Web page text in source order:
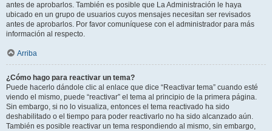
antes de aprobarlos. También es posible que La Administración le haya
ubicado en un grupo de usuarios cuyos mensajes necesitan ser revisados
antes de aprobarlos. Por favor comuníquese con el administrador para más
información al respecto.
Arriba
¿Cómo hago para reactivar un tema?
Puede hacerlo dándole clic al enlace que dice “Reactivar tema” cuando esté
viendo el mismo, puede “reactivar” el tema al principio de la primera página.
Sin embargo, si no lo visualiza, entonces el tema reactivado ha sido
deshabilitado o el tiempo para poder reactivarlo no ha sido alcanzado aún.
También es posible reactivar un tema respondiendo al mismo, sin embargo,